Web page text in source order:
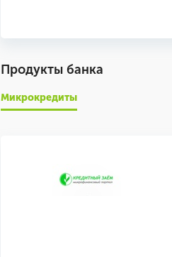
Продукты банка
Микрокредиты